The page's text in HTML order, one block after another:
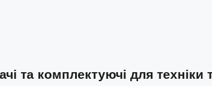
та комплектуючі для